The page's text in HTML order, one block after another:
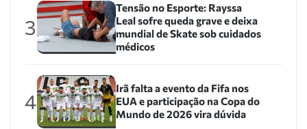
3
Tensão no Esporte: Rayssa
Leal sofre queda grave e deixa
mundial de Skate sob cuidados
médicos
4
Irã falta a evento da Fifa nos
EUA e participação na Copa do
Mundo de 2026 vira dúvida